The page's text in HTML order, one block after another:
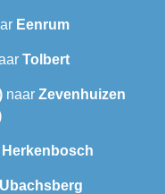
Eenrum
Tolbert
naar Zevenhuizen
Herkenbosch
Ubachsberg